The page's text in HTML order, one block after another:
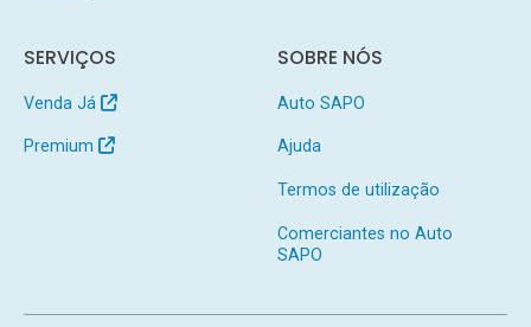
SERVIÇOS
Venda Já
Premium
SOBRE NÓS
Auto SAPO
Ajuda
Termos de utilização
Comerciantes no Auto
SAPO